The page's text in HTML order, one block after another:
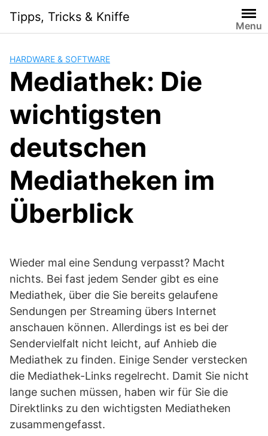
content
Tipps, Tricks & Kniffe
Menu
HARDWARE & SOFTWARE
Mediathek: Die
wichtigsten
deutschen
Mediatheken im
Überblick
Wieder mal eine Sendung verpasst? Macht
nichts. Bei fast jedem Sender gibt es eine
Mediathek, über die Sie bereits gelaufene
Sendungen per Streaming übers Internet
anschauen können. Allerdings ist es bei der
Sendervielfalt nicht leicht, auf Anhieb die
Mediathek zu finden. Einige Sender verstecken
die Mediathek-Links regelrecht. Damit Sie nicht
lange suchen müssen, haben wir für Sie die
Direktlinks zu den wichtigsten Mediatheken
zusammengefasst.